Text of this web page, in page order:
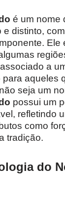
é um nome
e distinto,
Ele
a
aqueles
seja um
possui um
refletindo
como
tradição.
do